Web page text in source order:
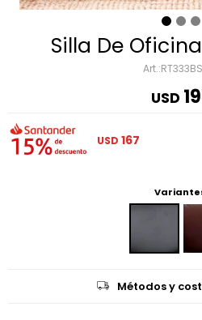
Silla De
USD
USD 167
Métodos y